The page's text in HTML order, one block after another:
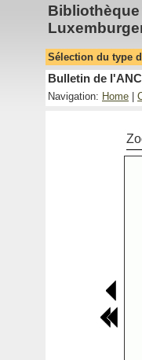
Sélection du type
Bulletin de
Navigation: Home